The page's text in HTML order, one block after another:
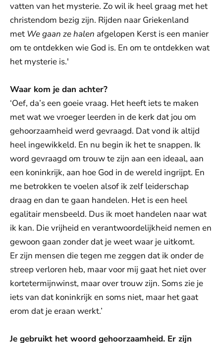
vatten van het mysterie. Zo wil ik heel graag met het
christendom bezig zijn. Rijden naar Griekenland
met We gaan ze halen afgelopen Kerst is een manier
om te ontdekken wie God is. En om te ontdekken wat
het mysterie is.'
Waar kom je dan achter?
‘Oef, da’s een goeie vraag. Het heeft iets te maken
met wat we vroeger leerden in de kerk dat jou om
gehoorzaamheid werd gevraagd. Dat vond ik altijd
heel ingewikkeld. En nu begin ik het te snappen. Ik
word gevraagd om trouw te zijn aan een ideaal, aan
een koninkrijk, aan hoe God in de wereld ingrijpt. En
me betrokken te voelen alsof ik zelf leiderschap
draag en dan te gaan handelen. Het is een heel
egalitair mensbeeld. Dus ik moet handelen naar wat
ik kan. Die vrijheid en verantwoordelijkheid nemen en
gewoon gaan zonder dat je weet waar je uitkomt.
Er zijn mensen die tegen me zeggen dat ik onder de
streep verloren heb, maar voor mij gaat het niet over
kortetermijnwinst, maar over trouw zijn. Soms zie je
iets van dat koninkrijk en soms niet, maar het gaat
erom dat je eraan werkt.’
Je gebruikt het woord gehoorzaamheid. Er zijn